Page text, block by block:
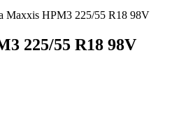
HPM3 225/55 R18 98V
225/55 R18 98V